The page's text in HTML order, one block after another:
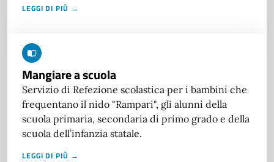
LEGGI DI PIÙ →
Mangiare a scuola
Servizio di Refezione scolastica per i bambini che
frequentano il nido "Rampari", gli alunni della
scuola primaria, secondaria di primo grado e della
scuola dell’infanzia statale.
LEGGI DI PIÙ →